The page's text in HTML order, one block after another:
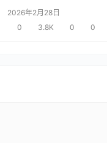
2026年2月28日
0
3.8K 0 0